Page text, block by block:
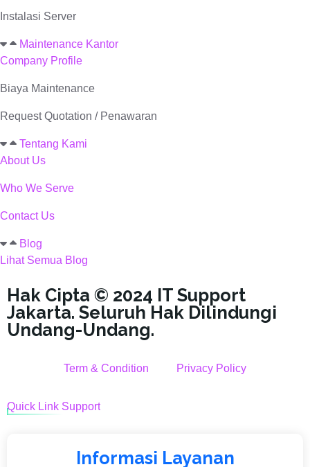
Instalasi Server
Maintenance Kantor
Company Profile
Biaya Maintenance
Request Quotation / Penawaran
Tentang Kami
About Us
Who We Serve
Contact Us
Blog
Lihat Semua Blog
Hak Cipta © 2024 IT Support
Jakarta. Seluruh Hak Dilindungi
Undang-Undang.
Term & Condition Privacy Policy
Quick Link Support
Informasi Layanan